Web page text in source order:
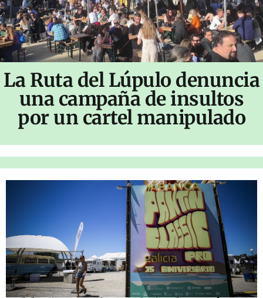
La Ruta del Lúpulo denuncia
una campaña de insultos
por un cartel manipulado